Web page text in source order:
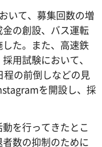
いて、募集回数の増
の創設、バス運転
た。また、高速鉄
用試験において、
の前倒しなどの見
を開設し、採
を行ってきたとこ
数の抑制のために